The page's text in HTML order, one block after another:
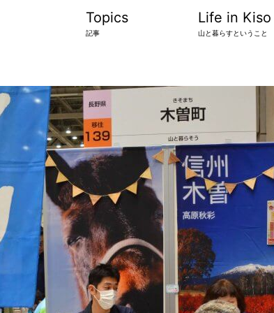
Topics
記事
Life in Kiso
山と暮らすということ